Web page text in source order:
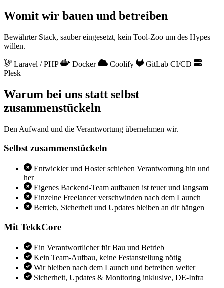
Womit wir bauen und betreiben
Bewährter Stack, sauber eingesetzt, kein Tool-Zoo um des Hypes
willen.
Laravel / PHP Docker Coolify
GitLab CI/CD
Plesk
Warum bei uns statt selbst
zusammenstückeln
Den Aufwand und die Verantwortung übernehmen wir.
Selbst zusammenstückeln
Entwickler und Hoster schieben Verantwortung hin und
her
Eigenes Backend-Team aufbauen ist teuer und langsam
Einzelne Freelancer verschwinden nach dem Launch
Betrieb, Sicherheit und Updates bleiben an dir hängen
Mit TekkCore
Ein Verantwortlicher für Bau und Betrieb
Kein Team-Aufbau, keine Festanstellung nötig
Wir bleiben nach dem Launch und betreiben weiter
Sicherheit, Updates & Monitoring inklusive, DE-Infra